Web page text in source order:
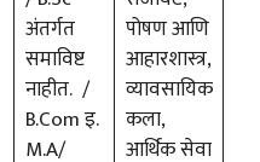
अंतर्गत
समाविष्ट
नाहीत. /
B.Com इ.
M.A/
पोषण आणि
आहारशास्त्र,
व्यावसायिक
कला,
आर्थिक सेवा